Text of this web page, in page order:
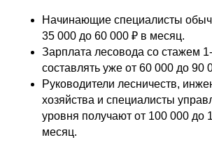
Начинающие специалисты
35 000 до 60 000 ₽ в месяц.
Зарплата лесовода со стажем
составлять уже от 60 000 до 90
Руководители лесничеств,
хозяйства и специалисты
уровня получают от 100 000 до
месяц.
рекламных сообщений в соответствии с
Пользовательским соглашением
Согласен на обработку моих персональных
данных в соответствии сПолитикой в отношении
обработки персональных данных
Оставить заявку